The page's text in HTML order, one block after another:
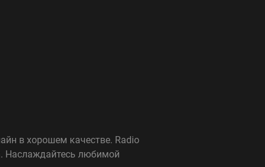
в хорошем качестве. Radio
Наслаждайтесь любимой